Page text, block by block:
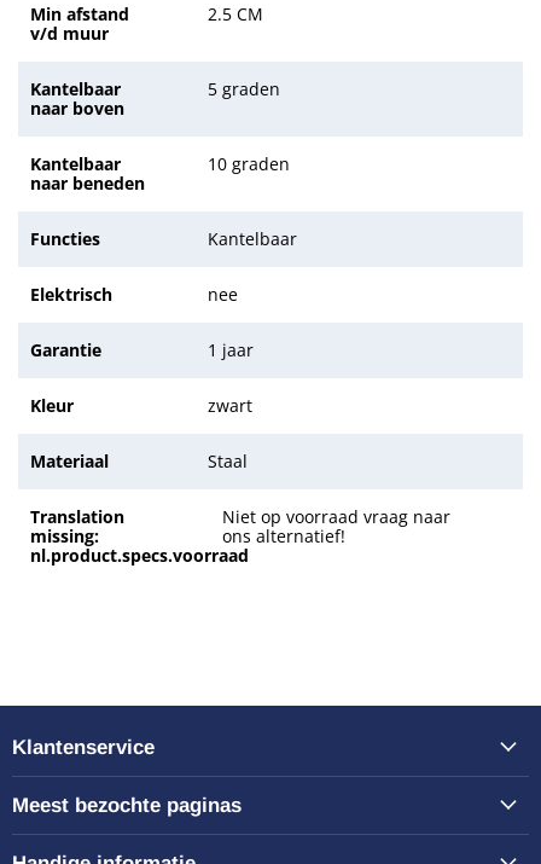
Min afstand
v/d muur
2.5 CM
Kantelbaar
naar boven
5 graden
Kantelbaar
naar beneden
10 graden
Functies Kantelbaar
Elektrisch nee
Garantie 1 jaar
Kleur zwart
Materiaal Staal
Translation
missing:
nl.product.specs.voorraad
Niet op voorraad vraag naar
ons alternatief!
Klantenservice
Meest bezochte paginas